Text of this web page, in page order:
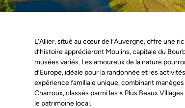
L’Allier, situé au cœur de l’Auvergne, offre une
d’histoire apprécieront Moulins, capitale du
musées variés. Les amoureux de la nature
d’Europe, idéale pour la randonnée et les
expérience familiale unique, combinant
Charroux, classés parmi les « Plus Beaux
le patrimoine local.